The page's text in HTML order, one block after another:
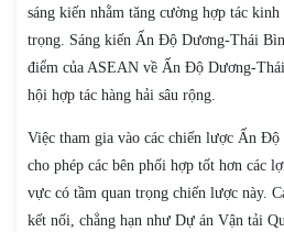
sáng kiến nhằm tăng cường hợp tác
trọng. Sáng kiến Ấn Độ Dương-Thái
điểm của ASEAN về Ấn Độ Dương-
hội hợp tác hàng hải sâu rộng.
Việc tham gia vào các chiến lược Ấn
cho phép các bên phối hợp tốt hơn các
vực có tầm quan trọng chiến lược này.
kết nối, chẳng hạn như Dự án Vận tải